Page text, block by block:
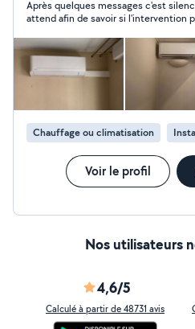
Après quelques messages c'est
attend afin de savoir si l'intervention
Chauffage ou climatisation
Voir le profil
Nos utilisateurs
4,6/5
Calculé à partir de 48731 avis